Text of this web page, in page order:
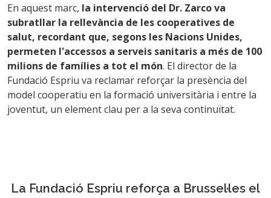
En aquest marc, la intervenció del Dr. Zarco va
subratllar la rellevància de les cooperatives de
salut, recordant que, segons les Nacions Unides,
permeten l'accessos a serveis sanitaris a més de 100
milions de famílies a tot el món. El director de la
Fundació Espriu va reclamar reforçar la presència del
model cooperatiu en la formació universitària i entre la
joventut, un element clau per a la seva continuïtat.
La Fundació Espriu reforça a Brussel·les el